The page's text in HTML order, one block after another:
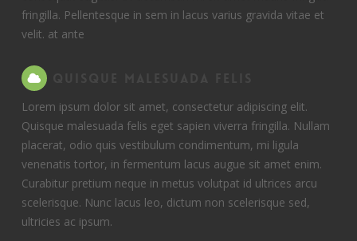
fringilla. Pellentesque in sem in lacus varius gravida vitae et
velit. at ante
Quisque malesuada felis
Lorem ipsum dolor sit amet, consectetur adipiscing elit.
Quisque malesuada felis eget sapien viverra fringilla. Nullam
placerat, odio quis vestibulum condimentum, mi ligula
venenatis tortor, in fermentum lacus augue sit amet enim.
Curabitur pretium neque in metus volutpat id ultrices arcu
scelerisque. Nunc lacus leo, dictum non scelerisque sed,
ultricies ac ipsum.